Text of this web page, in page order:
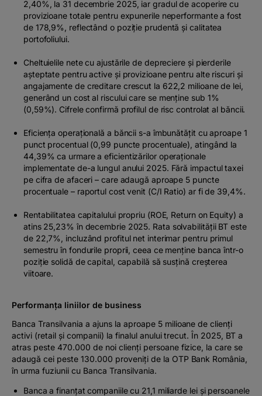
2,40%, la 31 decembrie 2025, iar gradul de acoperire cu
provizioane totale pentru expunerile neperformante a fost
de 178,9%, reflectând o poziție prudentă și calitatea
portofoliului.
Cheltuielile nete cu ajustările de depreciere și pierderile
așteptate pentru active și provizioane pentru alte riscuri şi
angajamente de creditare crescut la 622,2 milioane de lei,
generând un cost al riscului care se menține sub 1%
(0,59%). Cifrele confirmă profilul de risc controlat al băncii.
Eficienţa operaţională a băncii s-a îmbunătățit cu aproape 1
punct procentual (0,99 puncte procentuale), atingând la
44,39% ca urmare a eficientizărilor operaționale
implementate de-a lungul anului 2025. Fără impactul taxei
pe cifra de afaceri – care adaugă aproape 5 puncte
procentuale – raportul cost venit (C/I Ratio) ar fi de 39,4%.
Rentabilitatea capitalului propriu (ROE, Return on Equity) a
atins 25,23% în decembrie 2025. Rata solvabilității BT este
de 22,7%, incluzând profitul net interimar pentru primul
semestru în fondurile proprii, ceea ce menține banca într-o
poziție solidă de capital, capabilă să susțină creșterea
viitoare.
Performanța liniilor de business
Banca Transilvania a ajuns la aproape 5 milioane de clienți
activi (retail și companii) la finalul anului trecut. În 2025, BT a
atras peste 470.000 de noi clienți persoane fizice, la care se
adaugă cei peste 130.000 proveniți de la OTP Bank România,
în urma fuziunii cu Banca Transilvania.
Banca a finanțat companiile cu 21,1 miliarde lei și persoanele